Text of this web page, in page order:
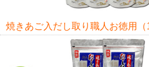
焼きあご入だし取り職人お徳用